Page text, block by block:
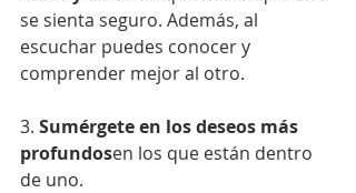
se sienta seguro. Además, al
escuchar puedes conocer y
comprender mejor al otro.
3. Sumérgete en los deseos más
profundosen los que están dentro
de uno.